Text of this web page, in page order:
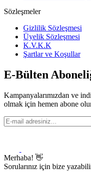
Sözleşmeler
Gizlilik Sözleşmesi
Üyelik Sözleşmesi
K.V.K.K
Şartlar ve Koşullar
E-Bülten
Kampanyalarımızdan ve
olmak için hemen abone
Merhaba! 👋
Sorularınız için bize